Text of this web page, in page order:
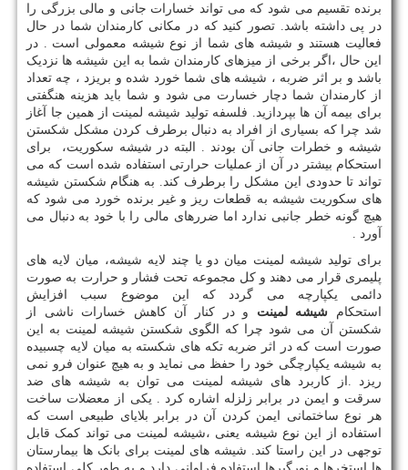
برنده تقسیم می شود که می تواند خسارات جانی و مالی بزرگی را
در پی داشته باشد. تصور کنید که در مکانی کارمندان شما در حال
فعالیت هستند و شیشه های شما از نوع شیشه معمولی است . در
این حال ،اگر برخی از میزهای کارمندان شما به این شیشه ها نزدیک
باشد و بر اثر ضربه ، شیشه های شما خورد شده و بریزد ، چه تعداد
از کارمندان شما دچار خسارت می شود و شما باید هزینه هنگفتی
برای بیمه آن ها بپردازید. فلسفه تولید شیشه لمینت از همین جا آغاز
شد چرا که بسیاری از افراد به دنبال برطرف کردن مشکل شکستن
شیشه و خطرات جانی آن بودند . البته در شیشه سکوریت، برای
استحکام بیشتر در آن از عملیات حرارتی استفاده شده است که می
تواند تا حدودی این مشکل را برطرف کند. به هنگام شکستن شیشه
های سکوریت شیشه به قطعات ریز و غیر برنده خورد می شود که
هیچ گونه خطر جانبی ندارد اما ضررهای مالی را با خود به دنبال می
آورد .
برای تولید شیشه لمینت میان دو یا چند لایه شیشه، میان لایه های
پلیمری قرار می دهند و کل مجموعه تحت فشار و حرارت به صورت
دائمی یکپارچه می گردد که این موضوع سبب افزایش
استحکام شیشه لمینت و در کنار آن کاهش خسارات ناشی از
شکستن آن می شود چرا که الگوی شکستن شیشه لمینت به این
صورت است که در اثر ضربه تکه های شکسته به میان لایه چسبیده
به شیشه یکپارچگی خود را حفظ می نماید و به هیچ عنوان فرو نمی
ریزد .از کاربرد های شیشه لمینت می توان به شیشه های ضد
سرقت و ایمن در برابر زلزله اشاره کرد . یکی از معضلات ساخت
هر نوع ساختمانی ایمن کردن آن در برابر بلایای طبیعی است که
استفاده از این نوع شیشه یعنی ،شیشه لمینت می تواند کمک قابل
توجهی در این راستا کند. شیشه های لمینت برای بانک ها بیمارستان
ها استخرها و نورگیرها استفاده فراوانی دارد و به طور کلی استفاده